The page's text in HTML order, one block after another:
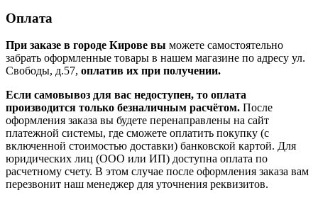
Оплата
При заказе в городе Кирове вы можете самостоятельно
забрать оформленные товары в нашем магазине по адресу ул.
Свободы, д.57, оплатив их при получении.
Если самовывоз для вас недоступен, то оплата
производится только безналичным расчётом. После
оформления заказа вы будете перенаправлены на сайт
платежной системы, где сможете оплатить покупку (с
включенной стоимостью доставки) банковской картой. Для
юридических лиц (ООО или ИП) доступна оплата по
расчетному счету. В этом случае после оформления заказа вам
перезвонит наш менеджер для уточнения реквизитов.